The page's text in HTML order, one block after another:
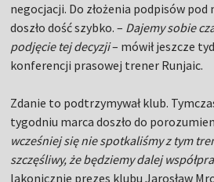
negocjacji. Do złożenia podpisów
doszło dość szybko. – Dajemy sobie
podjęcie tej decyzji– mówił jeszcze
konferencji prasowej trener Runjaic.
Zdanie to podtrzymywał klub.
tygodniu marca doszło do
wcześniej się nie spotkaliśmy z tym
szczęśliwy, że będziemy dalej
lakonicznie prezes klubu Jarosław